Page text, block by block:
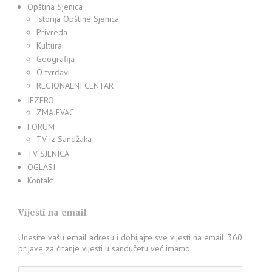
Opština Sjenica
Istorija Opštine Sjenica
Privreda
Kultura
Geografija
O tvrđavi
REGIONALNI CENTAR
JEZERO
ZMAJEVAC
FORUM
TV iz Sandžaka
TV SJENICA
OGLASI
Kontakt
Vijesti na email
Unesite vašu email adresu i dobijajte sve vijesti na email. 360
prijave za čitanje vijesti u sandučetu već imamo.